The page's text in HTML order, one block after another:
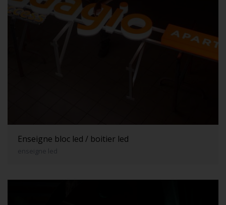
Enseigne bloc led / boitier led
enseigne led